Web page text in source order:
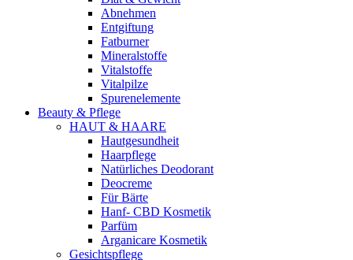
Abnehmen
Entgiftung
Fatburner
Mineralstoffe
Vitalstoffe
Vitalpilze
Spurenelemente
Beauty & Pflege
HAUT & HAARE
Hautgesundheit
Haarpflege
Natürliches Deodorant
Deocreme
Für Bärte
Hanf- CBD Kosmetik
Parfüm
Arganicare Kosmetik
Gesichtspflege